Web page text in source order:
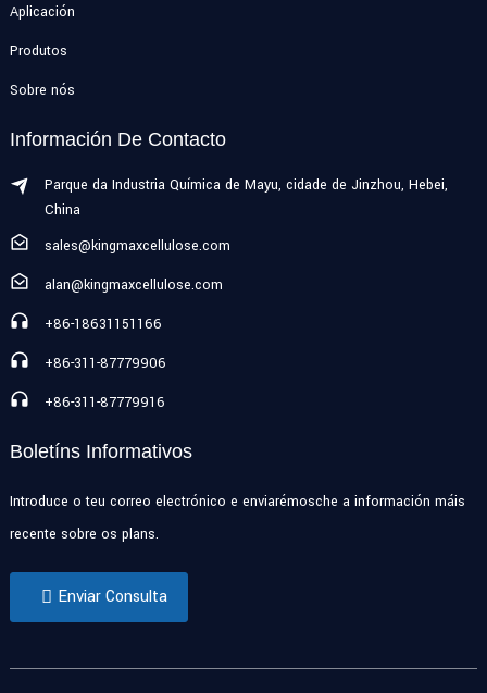
Aplicación
Produtos
Sobre nós
Información De Contacto
Parque da Industria Química de Mayu, cidade de Jinzhou, Hebei,
China
sales@kingmaxcellulose.com
alan@kingmaxcellulose.com
+86-18631151166
+86-311-87779906
+86-311-87779916
Boletíns Informativos
Introduce o teu correo electrónico e enviarémosche a información máis
recente sobre os plans.
Enviar Consulta